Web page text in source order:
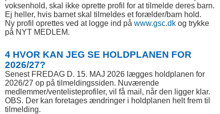
voksenhold, skal ikke oprette profil for at tilmelde deres barn.
Ej heller, hvis barnet skal tilmeldes et forælder/barn hold.
Ny profil oprettes ved at logge ind på www.gsc.dk og trykke
på NYT MEDLEM.
4 HVOR KAN JEG SE HOLDPLANEN FOR
2026/27?
Senest FREDAG D. 15. MAJ 2026 lægges holdplanen for
2026/27 op på tilmeldingssiden. Nuværende
medlemmer/ventelisteprofiler, vil få mail, når den ligger klar.
OBS. Der kan foretages ændringer i holdplanen helt frem til
tilmelding.